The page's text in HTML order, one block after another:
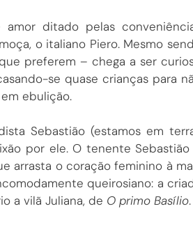
ditado pelas
o italiano Piero. Mesmo
preferem – chega a ser
se quase crianças para
ebulição.
Sebastião (estamos em
por ele. O tenente Sebastião
arrasta o coração feminino à
queirosiano: a
a vilã Juliana, de O primo Basílio.